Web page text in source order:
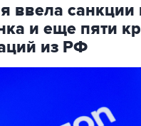
ввела санкции
и еще пяти
из РФ